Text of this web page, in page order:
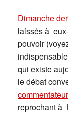
Dimanche
laissés à
pouvoir
qui existe
le débat
reprochant à